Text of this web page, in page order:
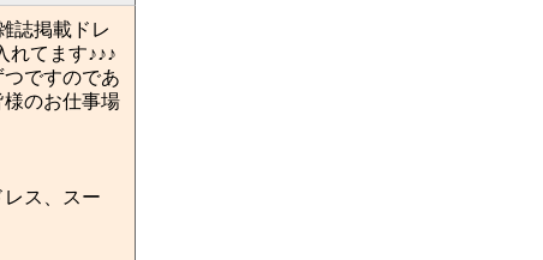
誌掲載ドレ
れてます♪♪♪
ですのであ
のお仕事場
ス、スー